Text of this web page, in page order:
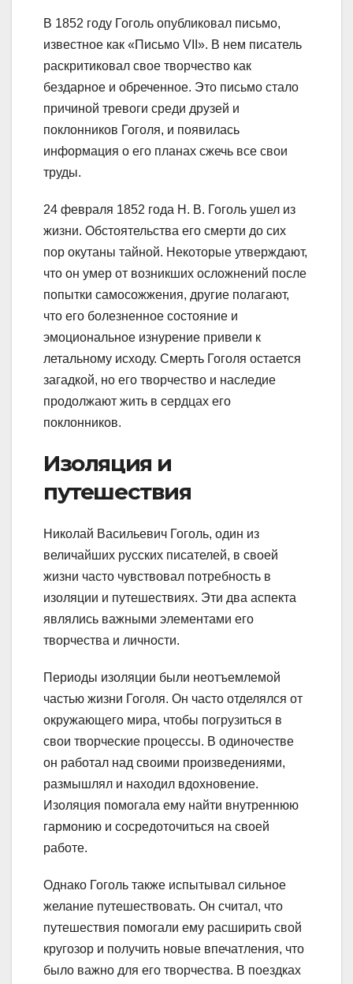
В 1852 году Гоголь опубликовал письмо,
известное как «Письмо VII». В нем писатель
раскритиковал свое творчество как
бездарное и обреченное. Это письмо стало
причиной тревоги среди друзей и
поклонников Гоголя, и появилась
информация о его планах сжечь все свои
труды.
24 февраля 1852 года Н. В. Гоголь ушел из
жизни. Обстоятельства его смерти до сих
пор окутаны тайной. Некоторые утверждают,
что он умер от возникших осложнений после
попытки самосожжения, другие полагают,
что его болезненное состояние и
эмоциональное изнурение привели к
летальному исходу. Смерть Гоголя остается
загадкой, но его творчество и наследие
продолжают жить в сердцах его
поклонников.
Изоляция и
путешествия
Николай Васильевич Гоголь, один из
величайших русских писателей, в своей
жизни часто чувствовал потребность в
изоляции и путешествиях. Эти два аспекта
являлись важными элементами его
творчества и личности.
Периоды изоляции были неотъемлемой
частью жизни Гоголя. Он часто отделялся от
окружающего мира, чтобы погрузиться в
свои творческие процессы. В одиночестве
он работал над своими произведениями,
размышлял и находил вдохновение.
Изоляция помогала ему найти внутреннюю
гармонию и сосредоточиться на своей
работе.
Однако Гоголь также испытывал сильное
желание путешествовать. Он считал, что
путешествия помогали ему расширить свой
кругозор и получить новые впечатления, что
было важно для его творчества. В поездках